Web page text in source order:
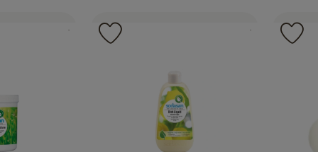
, Verband:
, Kontrollstelle:
.
hinzufügen
, Verband:
, Kontrollstelle:
.
Produkt zu Favouriten hinzufügen